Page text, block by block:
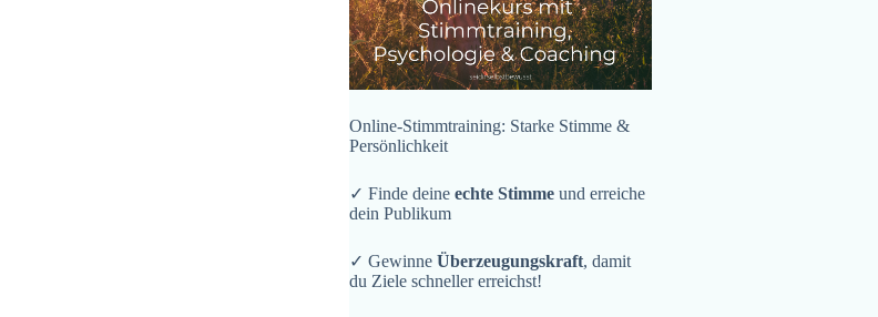
Online-Stimmtraining: Starke Stimme &
Persönlichkeit
✓ Finde deineechte Stimme und erreiche
dein Publikum
✓ GewinneÜberzeugungskraft, damit
du Ziele schneller erreichst!